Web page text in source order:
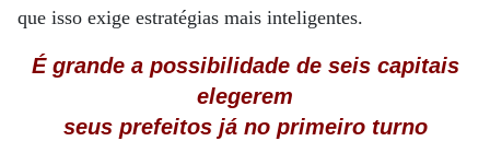
que isso exige estratégias mais inteligentes.
É grande a possibilidade de seis capitais
elegerem
seus prefeitos já no primeiro turno